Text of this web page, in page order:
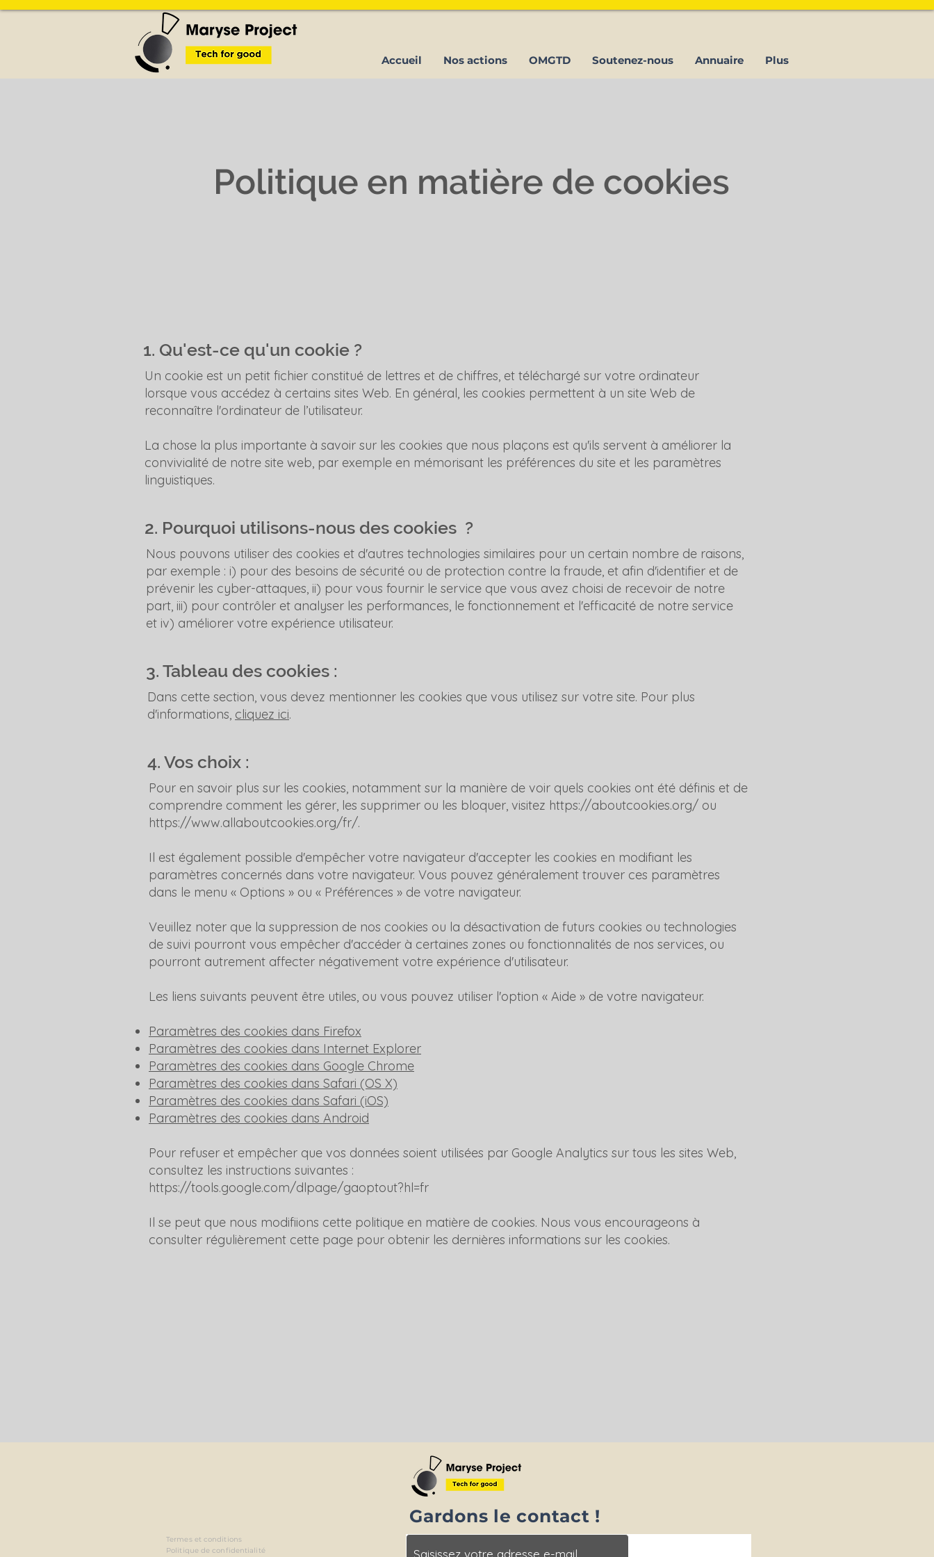
Accueil Nos actions OMGTD Soutenez-nous Annuaire Plus
Politique en matière de cookies
1. Qu'est-ce qu'un cookie ?
Un cookie est un petit fichier constitué de lettres et de chiffres, et téléchargé sur votre ordinateur
lorsque vous accédez à certains sites Web. En général, les cookies permettent à un site Web de
reconnaître l'ordinateur de l’utilisateur.
La chose la plus importante à savoir sur les cookies que nous plaçons est qu'ils servent à améliorer la
convivialité de notre site web, par exemple en mémorisant les préférences du site et les paramètres
linguistiques.
2. Pourquoi utilisons-nous des cookies ?
Nous pouvons utiliser des cookies et d'autres technologies similaires pour un certain nombre de raisons,
par exemple : i) pour des besoins de sécurité ou de protection contre la fraude, et afin d'identifier et de
prévenir les cyber-attaques, ii) pour vous fournir le service que vous avez choisi de recevoir de notre
part, iii) pour contrôler et analyser les performances, le fonctionnement et l'efficacité de notre service
et iv) améliorer votre expérience utilisateur.
3. Tableau des cookies :
Dans cette section, vous devez mentionner les cookies que vous utilisez sur votre site. Pour plus
d'informations, cliquez ici.
4. Vos choix :
Pour en savoir plus sur les cookies, notamment sur la manière de voir quels cookies ont été définis et de
comprendre comment les gérer, les supprimer ou les bloquer, visitez https://aboutcookies.org/ ou
https://www.allaboutcookies.org/fr/.
Il est également possible d'empêcher votre navigateur d'accepter les cookies en modifiant les
paramètres concernés dans votre navigateur. Vous pouvez généralement trouver ces paramètres
dans le menu « Options » ou « Préférences » de votre navigateur.
Veuillez noter que la suppression de nos cookies ou la désactivation de futurs cookies ou technologies
de suivi pourront vous empêcher d'accéder à certaines zones ou fonctionnalités de nos services, ou
pourront autrement affecter négativement votre expérience d'utilisateur.
Les liens suivants peuvent être utiles, ou vous pouvez utiliser l'option « Aide » de votre navigateur.
Paramètres des cookies dans Firefox
Paramètres des cookies dans Internet Explorer
Paramètres des cookies dans Google Chrome
Paramètres des cookies dans Safari (OS X)
Paramètres des cookies dans Safari (iOS)
Paramètres des cookies dans Android
Pour refuser et empêcher que vos données soient utilisées par Google Analytics sur tous les sites Web,
consultez les instructions suivantes :
https://tools.google.com/dlpage/gaoptout?hl=fr
Il se peut que nous modifiions cette politique en matière de cookies. Nous vous encourageons à
consulter régulièrement cette page pour obtenir les dernières informations sur les cookies.
Gardons le contact !
Termes et conditions
Politique de confidentialité